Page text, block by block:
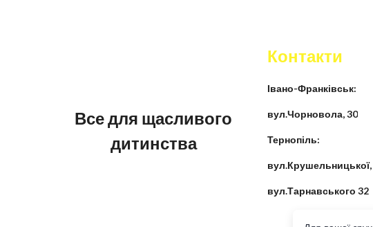
Все для щасливого
дитинства
Контакти
Івано-Франківськ:
вул.Чорновола, 30
Тернопіль:
вул.Крушельницької,
вул.Тарнавського 32